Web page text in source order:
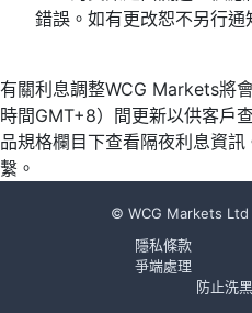
錯誤。如有更改恕不另行通
有關利息調整WCG Markets將
時間GMT+8）間更新以供客戶
品規格欄目下查看隔夜利息資
繫。
© WCG Markets Ltd
隱私條款
爭端處理
防止洗